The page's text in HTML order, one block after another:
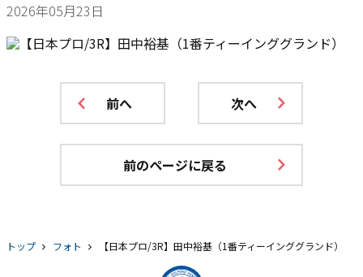
2026年05月23日
前へ 次へ
前のページに戻る
トップ フォト 【日本プロ/3R】田中裕基（1番ティーインググランド）